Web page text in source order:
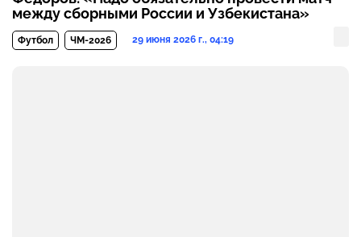
между сборными России и Узбекистана»
Футбол ЧМ-2026 29 июня 2026 г., 04:19